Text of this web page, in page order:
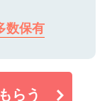
数保有
らう